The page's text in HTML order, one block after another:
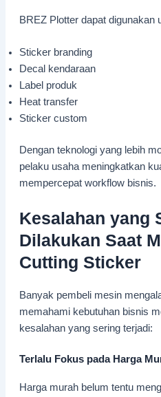
BREZ Plotter dapat digunakan
Sticker branding
Decal kendaraan
Label produk
Heat transfer
Sticker custom
Dengan teknologi yang lebih
pelaku usaha meningkatkan
mempercepat workflow bisnis.
Kesalahan yang
Dilakukan Saat
Cutting Sticker
Banyak pembeli mesin
memahami kebutuhan bisnis
kesalahan yang sering terjadi:
Terlalu Fokus pada Harga
Harga murah belum tentu